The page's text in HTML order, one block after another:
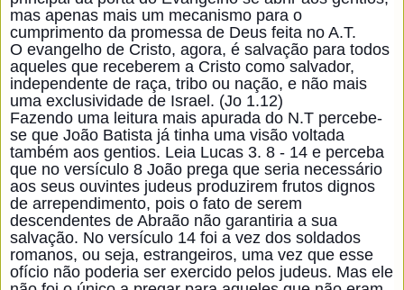
mas apenas mais um mecanismo para o
cumprimento da promessa de Deus feita no A.T.
O evangelho de Cristo, agora, é salvação para todos
aqueles que receberem a Cristo como salvador,
independente de raça, tribo ou nação, e não mais
uma exclusividade de Israel. (Jo 1.12)
Fazendo uma leitura mais apurada do N.T percebe-
se que João Batista já tinha uma visão voltada
também aos gentios. Leia Lucas 3. 8 - 14 e perceba
que no versículo 8 João prega que seria necessário
aos seus ouvintes judeus produzirem frutos dignos
de arrependimento, pois o fato de serem
descendentes de Abraão não garantiria a sua
salvação. No versículo 14 foi a vez dos soldados
romanos, ou seja, estrangeiros, uma vez que esse
ofício não poderia ser exercido pelos judeus. Mas ele